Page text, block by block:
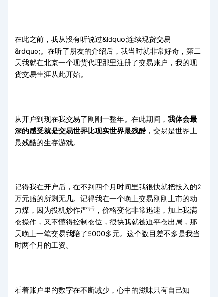
在此之前，我从没有听说过&ldquo;连续现货交易
&rdquo;。在听了朋友的介绍后，我当时就非常好奇，第二
天我就在北京一个现货代理那里注册了交易账户，我的现
货交易生涯从此开始。
从开户到现在我交易了刚刚一整年。在此期间，我体会最
深的感受就是交易世界比现实世界最残酷，交易是世界上
最残酷的生存游戏。
记得我在开户后，在不到四个月时间里我很快就把投入的2
万元赔的所剩无几。记得我在一个晚上交易刚刚上市的动
力煤，因为投机炒作严重，价格变化非常迅速，加上我满
仓操作，又不懂得控制仓位，很快我就被迫平仓出局，那
天晚上一笔交易我陪了5000多元。这个数目差不多是我当
时两个月的工资。
看着账户里的数字在不断减少，心中的滋味只有自己知